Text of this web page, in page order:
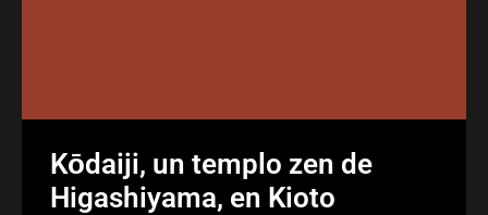
Kōdaiji, un templo zen de
Higashiyama, en Kioto